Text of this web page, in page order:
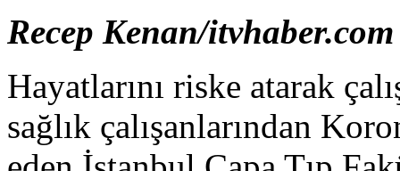
Recep Kenan/itvhaber.com
Hayatlarını riske atarak
sağlık çalışanlarından